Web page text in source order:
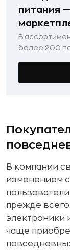
питания
В
более 200
В компании
изменением
прежде
электроники
чаще